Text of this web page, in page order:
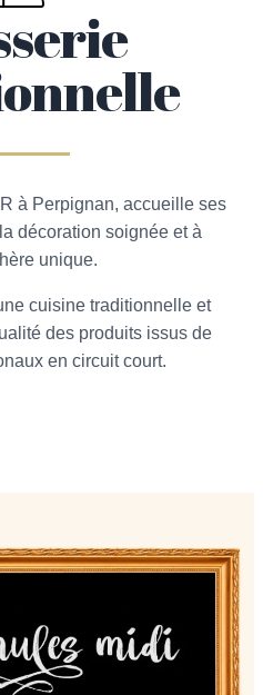
à Perpignan, accueille ses
décoration soignée et à
unique.
cuisine traditionnelle et
des produits issus de
en circuit court.